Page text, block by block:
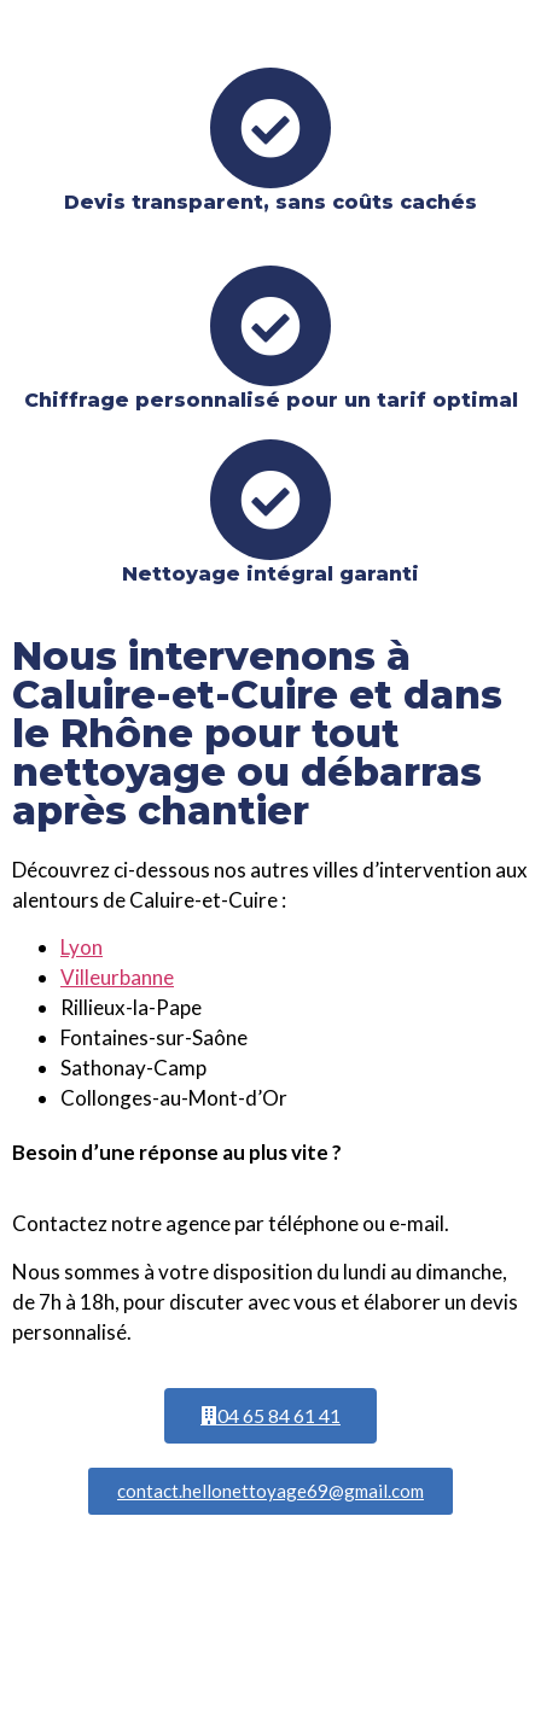
Devis transparent, sans coûts cachés
Chiffrage personnalisé pour un tarif optimal
Nettoyage intégral garanti​
Nous intervenons à
Caluire-et-Cuire et dans
le Rhône pour tout
nettoyage ou débarras
après chantier
Découvrez ci-dessous nos autres villes d’intervention aux
alentours de Caluire-et-Cuire :
Lyon
Villeurbanne
Rillieux-la-Pape
Fontaines-sur-Saône
Sathonay-Camp
Collonges-au-Mont-d’Or
Besoin d’une réponse au plus vite ?
Contactez notre agence par téléphone ou e-mail.
Nous sommes à votre disposition du lundi au dimanche,
de 7h à 18h, pour discuter avec vous et élaborer un devis
personnalisé.
04 65 84 61 41
contact.hellonettoyage69@gmail.com